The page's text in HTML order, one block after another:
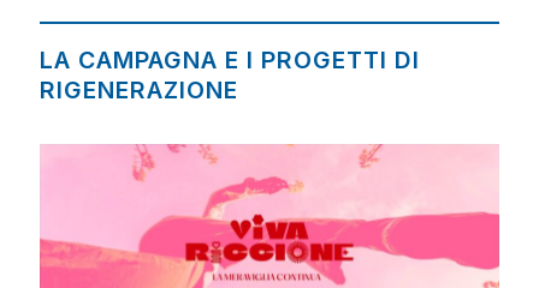
LA CAMPAGNA E I PROGETTI DI
RIGENERAZIONE